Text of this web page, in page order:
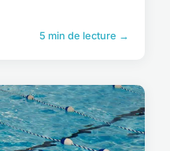
5 min de lecture →